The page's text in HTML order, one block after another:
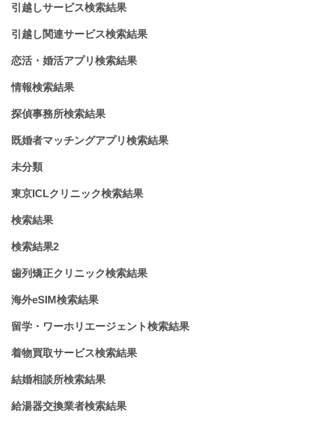
引越しサービス検索結果
引越し関連サービス検索結果
恋活・婚活アプリ検索結果
情報検索結果
探偵事務所検索結果
既婚者マッチングアプリ検索結果
未分類
東京ICLクリニック検索結果
検索結果
検索結果2
歯列矯正クリニック検索結果
海外eSIM検索結果
留学・ワーホリエージェント検索結果
着物買取サービス検索結果
結婚相談所検索結果
給湯器交換業者検索結果